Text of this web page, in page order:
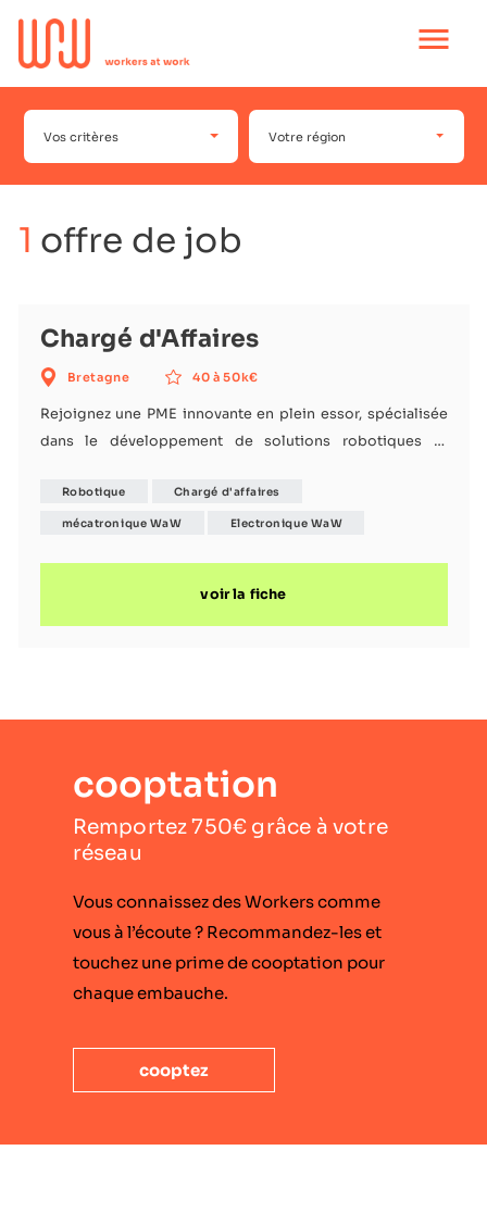
Ouvrir
menu
principal
Vos critères
Votre région
1 offre de job
Chargé d'Affaires
Bretagne 40 à 50k€
Rejoignez une PME innovante en plein essor, spécialisée
dans le développement de solutions robotiques et
de 20 ans, l’entreprise conçoit et intègre des
technologies avancées de fabrication automatisée,
elle réunit une centaine de collaborateurs passionnés,
reconnus pour leur expertise technique et leur capacité à
Robotique Chargé d'affaires
mécatronique WaW Electronique WaW
voir la fiche
cooptation
Remportez 750€ grâce à votre
réseau
Vous connaissez des Workers comme
vous à l’écoute ? Recommandez-les et
touchez une prime de cooptation pour
chaque embauche.
cooptez